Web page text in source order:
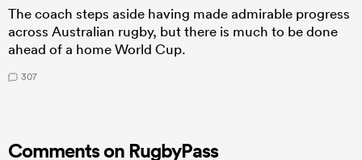
The coach steps aside having made admirable progress
across Australian rugby, but there is much to be done
ahead of a home World Cup.
307
Comments on RugbyPass